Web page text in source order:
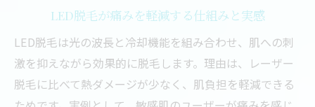
LED脱毛が痛みを軽減する仕組みと実感
LED脱毛は光の波長と冷却機能を組み合わせ、肌への刺
激を抑えながら効果的に脱毛します。理由は、レーザー
脱毛に比べて熱ダメージが少なく、肌負担を軽減できる